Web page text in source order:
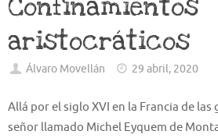
Confinamientos
aristocráticos
Álvaro Movellán 29 abril, 2020
Allá por el siglo XVI en la Francia de
señor llamado Michel Eyquem de